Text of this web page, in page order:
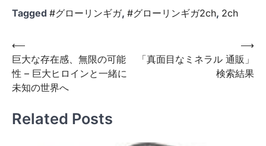
Tagged #グローリンギガ, #グローリンギガ2ch, 2ch
投
稿
ナ
ゲ
⟵
巨大な存在感、無限の可能
性 – 巨大ヒロインと一緒に
未知の世界へ
「真面目なミネラル 通販」
検索結果
⟶
Related Posts